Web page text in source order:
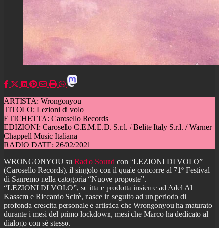
ARTISTA: Wrongonyou
TITOLO: Lezioni di volo
ETICHETTA: Carosello Records
EDIZIONI: Carosello C.E.M.E.D. S.r.l. / Belite Italy S.r.l. / Warner
Chappell Music Italiana
RADIO DATE: 26/02/2021
WRONGONYOU su Radio Sound con “LEZIONI DI VOLO”
(Carosello Records), il singolo con il quale concorre al 71º Festival
di Sanremo nella catogoria “Nuove proposte”.
“LEZIONI DI VOLO”, scritta e prodotta insieme ad Adel Al
Kassem e Riccardo Scirè, nasce in seguito ad un periodo di
profonda crescita personale e artistica che Wrongonyou ha maturato
durante i mesi del primo lockdown, mesi che Marco ha dedicato al
dialogo con sé stesso.